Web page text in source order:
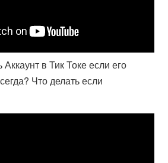
Аккаунт в Тик Токе если его
Что делать если